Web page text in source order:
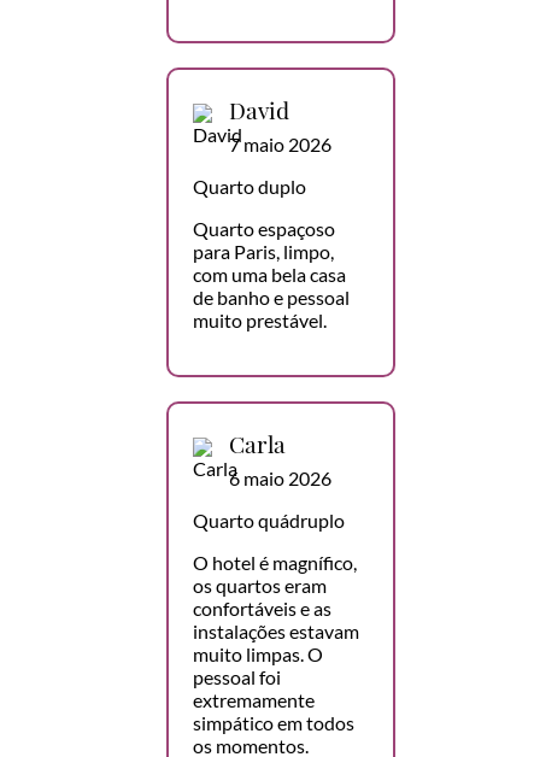
David
7 maio 2026
Quarto duplo
Quarto espaçoso
para Paris, limpo,
com uma bela casa
de banho e pessoal
muito prestável.
Carla
6 maio 2026
Quarto quádruplo
O hotel é magnífico,
os quartos eram
confortáveis e as
instalações estavam
muito limpas. O
pessoal foi
extremamente
simpático em todos
os momentos.